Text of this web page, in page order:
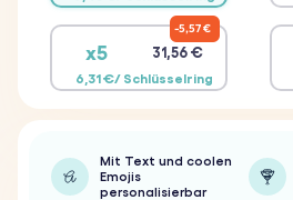
x5 31,56 €
6,31 €/ Schlüsselring
5,57 €
Mit Text und coolen
Emojis
personalisierbar